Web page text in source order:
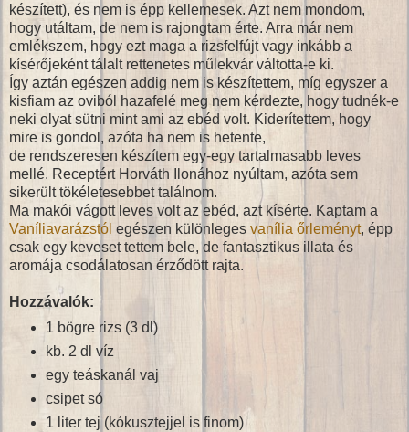
készített), és nem is épp kellemesek. Azt nem mondom,
hogy utáltam, de nem is rajongtam érte. Arra már nem
emlékszem, hogy ezt maga a rizsfelfújt vagy inkább a
kísérőjeként tálalt rettenetes műlekvár váltotta-e ki.
Így aztán egészen addig nem is készítettem, míg egyszer a
kisfiam az oviból hazafelé meg nem kérdezte, hogy tudnék-e
neki olyat sütni mint ami az ebéd volt. Kiderítettem, hogy
mire is gondol, azóta ha nem is hetente,
de rendszeresen készítem egy-egy tartalmasabb leves
mellé. Receptért Horváth Ilonához nyúltam, azóta sem
sikerült tökéletesebbet találnom.
Ma makói vágott leves volt az ebéd, azt kísérte. Kaptam a
Vaníliavarázstól egészen különleges vanília őrleményt, épp
csak egy keveset tettem bele, de fantasztikus illata és
aromája csodálatosan érződött rajta.
Hozzávalók:
1 bögre rizs (3 dl)
kb. 2 dl víz
egy teáskanál vaj
csipet só
1 liter tej (kókusztejjel is finom)